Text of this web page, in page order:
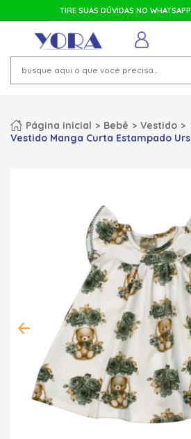
TIRE SUAS DÚVIDAS NO WHATSAPP
Página inicial Bebê
Vestido
Vestido Manga Curta Estampado